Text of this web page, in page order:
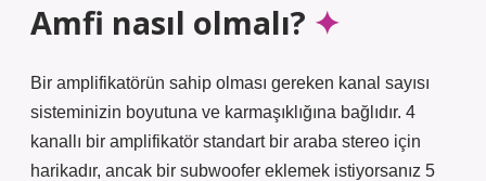
Amfi nasıl olmalı?
Bir amplifikatörün sahip olması gereken kanal sayısı
sisteminizin boyutuna ve karmaşıklığına bağlıdır. 4
kanallı bir amplifikatör standart bir araba stereo için
harikadır, ancak bir subwoofer eklemek istiyorsanız 5